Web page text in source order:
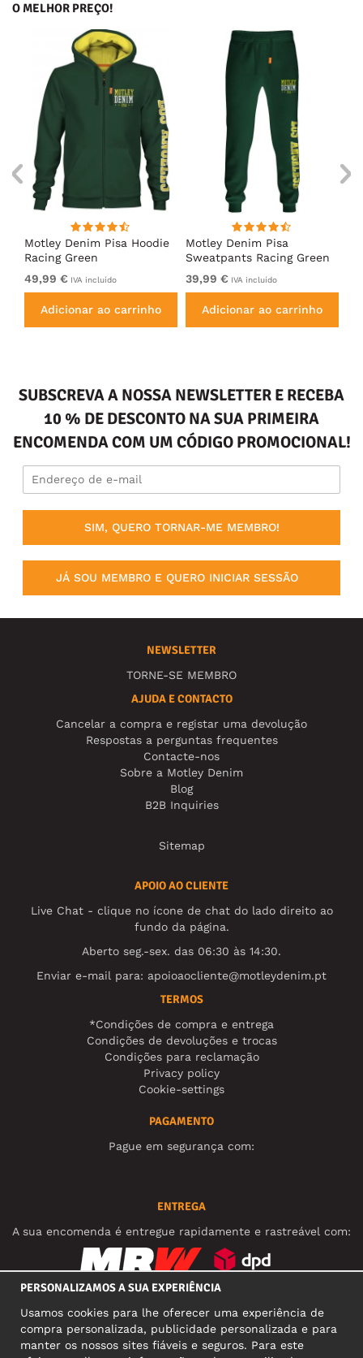
O MELHOR PREÇO!
Motley Denim Pisa Hoodie
Racing Green
49,99 € IVA incluído
Adicionar ao carrinho
Motley Denim Pisa
Sweatpants Racing Green
39,99 € IVA incluído
Adicionar ao carrinho
SUBSCREVA A NOSSA NEWSLETTER E RECEBA
10 % DE DESCONTO NA SUA PRIMEIRA
ENCOMENDA COM UM CÓDIGO PROMOCIONAL!
SIM, QUERO TORNAR-ME MEMBRO!
JÁ SOU MEMBRO E QUERO INICIAR SESSÃO
NEWSLETTER
TORNE-SE MEMBRO
AJUDA E CONTACTO
Cancelar a compra e registar uma devolução
Respostas a perguntas frequentes
Contacte-nos
Sobre a Motley Denim
Blog
B2B Inquiries
Sitemap
APOIO AO CLIENTE
Live Chat - clique no ícone de chat do lado direito ao
fundo da página.
Aberto seg.-sex. das 06:30 às 14:30.
Enviar e-mail para: apoioaocliente@motleydenim.pt
TERMOS
*Condições de compra e entrega
Condições de devoluções e trocas
Condições para reclamação
Privacy policy
Cookie-settings
PAGAMENTO
Pague em segurança com:
ENTREGA
A sua encomenda é entregue rapidamente e rastreável com:
PERSONALIZAMOS A SUA EXPERIÊNCIA
Usamos cookies para lhe oferecer uma experiência de
compra personalizada, publicidade personalizada e para
manter os nossos sites fiáveis e seguros. Para este